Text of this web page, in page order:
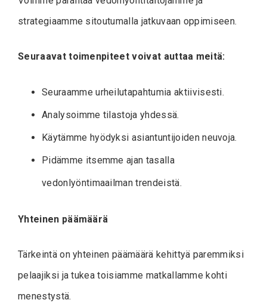
strategiaamme sitoutumalla jatkuvaan oppimiseen.
Seuraavat toimenpiteet voivat auttaa meitä:
Seuraamme urheilutapahtumia aktiivisesti.
Analysoimme tilastoja yhdessä.
Käytämme hyödyksi asiantuntijoiden neuvoja.
Pidämme itsemme ajan tasalla
vedonlyöntimaailman trendeistä.
Yhteinen päämäärä
Tärkeintä on yhteinen päämäärä kehittyä paremmiksi
pelaajiksi ja tukea toisiamme matkallamme kohti
menestystä.